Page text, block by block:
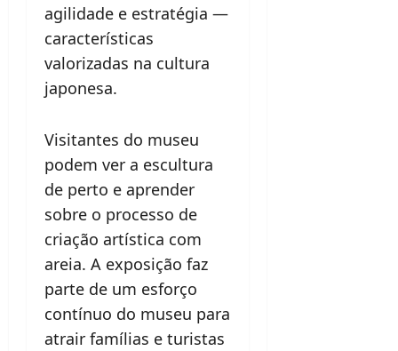
agilidade e estratégia —
características
valorizadas na cultura
japonesa.
Visitantes do museu
podem ver a escultura
de perto e aprender
sobre o processo de
criação artística com
areia. A exposição faz
parte de um esforço
contínuo do museu para
atrair famílias e turistas